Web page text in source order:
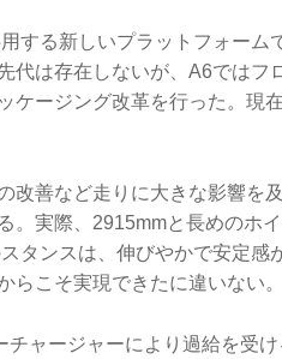
する新しいプラットフォーム
代は存在しないが、A6ではフ
ケージング改革を行った。現
改善など走りに大きな影響を
。実際、2915mmと長めのホ
タンスは、伸びやかで安定感
こそ実現できたに違いない。
ャージャーにより過給を受